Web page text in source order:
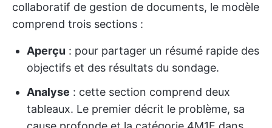
collaboratif de gestion de documents, le modèle
comprend trois sections :
Aperçu : pour partager un résumé rapide des
objectifs et des résultats du sondage.
Analyse : cette section comprend deux
tableaux. Le premier décrit le problème, sa